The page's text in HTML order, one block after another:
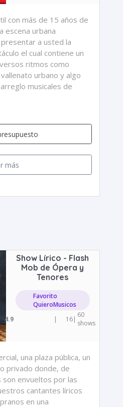
con más de 15 años de
escena urbana
a usted la
el cual contiene un
ritmos como
urbano y algo
musicales de
más
Show Lírico - Flash
Mob de Ópera y
Tenores
Favorito
QuieroMusicos
4.9
| 16| 60
shows
una plaza pública, un
privado donde, de
envueltos por las
cantantes líricos
en una